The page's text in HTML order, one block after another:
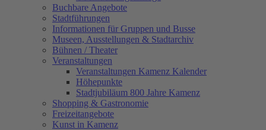
Buchbare Angebote
Stadtführungen
Informationen für Gruppen und Busse
Museen, Ausstellungen & Stadtarchiv
Bühnen / Theater
Veranstaltungen
Veranstaltungen Kamenz Kalender
Höhepunkte
Stadtjubiläum 800 Jahre Kamenz
Shopping & Gastronomie
Freizeitangebote
Kunst in Kamenz